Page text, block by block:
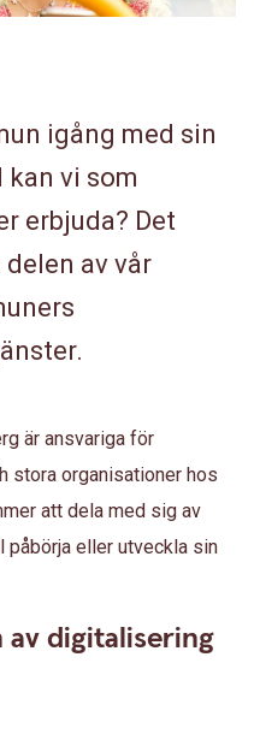
igång med sin
vi som
erbjuda? Det
av vår
är ansvariga för
stora organisationer hos
att dela med sig av
eller utveckla sin
digitalisering